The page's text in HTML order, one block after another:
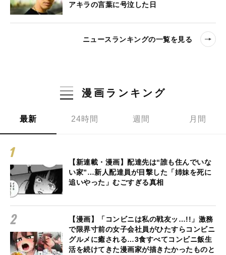
アキラの言葉に号泣した日
ニュースランキングの一覧を見る
漫画ランキング
最新 24時間 週間 月間
【新連載・漫画】配達先は“誰も住んでいな
い家”…新人配達員が目撃した「姉妹を死に
追いやった」むごすぎる真相
【漫画】「コンビニは私の戦友ッ…!!」激務
で限界寸前の女子会社員がひたすらコンビニ
グルメに癒される…3食すべてコンビニ飯生
活を続けてきた漫画家が描きたかったものと